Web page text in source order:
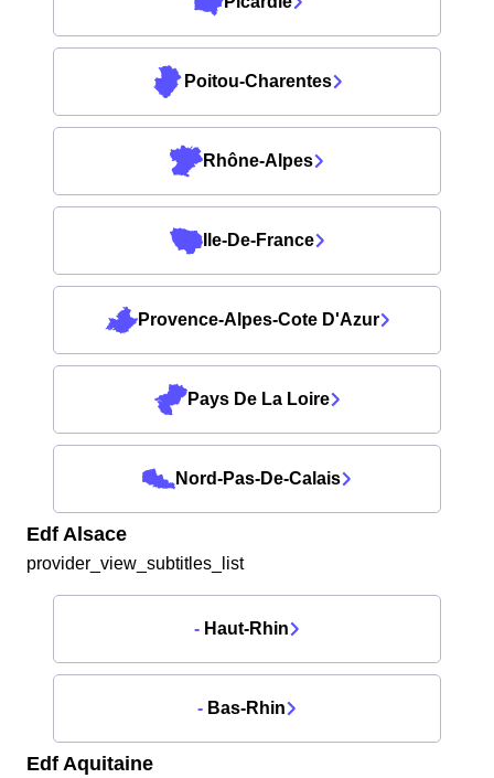
Poitou-Charentes
Rhône-Alpes
Ile-De-France
Provence-Alpes-Cote D'Azur
Pays De La Loire
Nord-Pas-De-Calais
Edf Alsace
provider_view_subtitles_list
- Haut-Rhin
- Bas-Rhin
Edf Aquitaine